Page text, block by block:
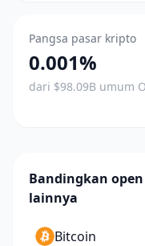
Pangsa pasar kripto
0.001%
dari $98.09B umum
Bandingkan
lainnya
Bitcoin